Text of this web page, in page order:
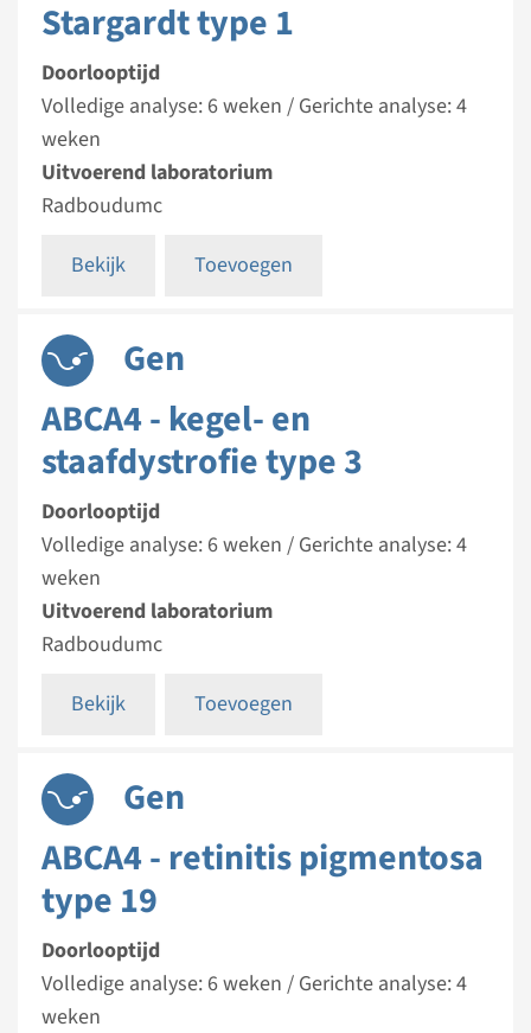
Stargardt type 1
Doorlooptijd
Volledige analyse: 6 weken / Gerichte analyse: 4
weken
Uitvoerend laboratorium
Radboudumc
Bekijk
Toevoegen
Gen
ABCA4 - kegel- en
staafdystrofie type 3
Doorlooptijd
Volledige analyse: 6 weken / Gerichte analyse: 4
weken
Uitvoerend laboratorium
Radboudumc
Bekijk
Toevoegen
Gen
ABCA4 - retinitis pigmentosa
type 19
Doorlooptijd
Volledige analyse: 6 weken / Gerichte analyse: 4
weken